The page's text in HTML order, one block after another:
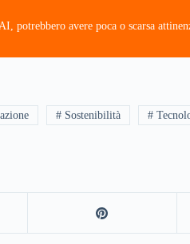
potrebbero avere poca o scarsa
# Sostenibilità #